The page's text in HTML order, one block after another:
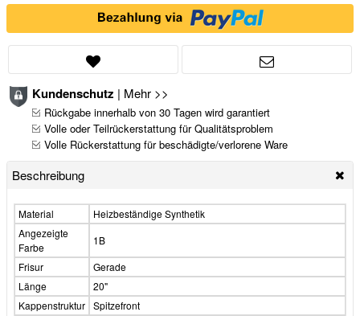
Kundenschutz | Mehr >>
Rückgabe innerhalb von 30 Tagen wird garantiert
Volle oder Teilrückerstattung für Qualitätsproblem
Volle Rückerstattung für beschädigte/verlorene Ware
Beschreibung
Material
Heizbeständige Synthetik
Angezeigte
Farbe
1B
Frisur
Gerade
Länge
20"
Kappenstruktur Spitzefront